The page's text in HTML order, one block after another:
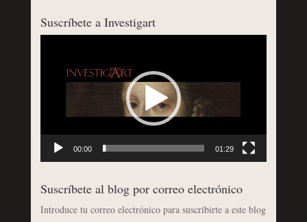
Suscríbete a Investigart
00:00 01:29
Suscríbete al blog por correo electrónico
Introduce tu correo electrónico para suscribirte a este blog